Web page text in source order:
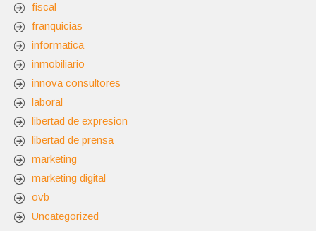
fiscal
franquicias
informatica
inmobiliario
innova consultores
laboral
libertad de expresion
libertad de prensa
marketing
marketing digital
ovb
Uncategorized